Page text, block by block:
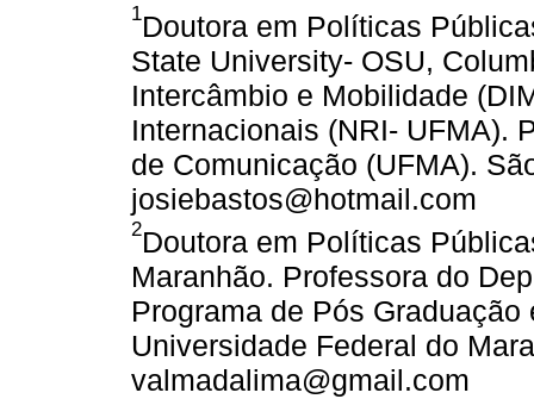
1Doutora em Políticas
State University- OSU,
Intercâmbio e Mobilidade
Internacionais (NRI- UFMA).
de Comunicação (UFMA).
josiebastos@hotmail.com
2Doutora em Políticas
Maranhão. Professora do
Programa de Pós
Universidade Federal do
valmadalima@gmail.com